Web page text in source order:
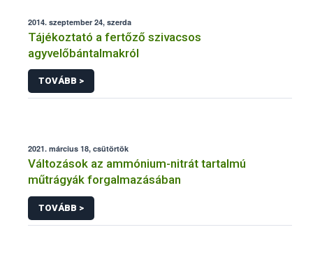
2014. szeptember 24, szerda
Tájékoztató a fertőző szivacsos
agyvelőbántalmakról
TOVÁBB >
2021. március 18, csütörtök
Változások az ammónium-nitrát tartalmú
műtrágyák forgalmazásában
TOVÁBB >